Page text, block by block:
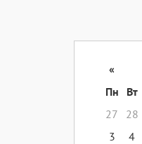
«
Пн
Вт
27
28
3
4